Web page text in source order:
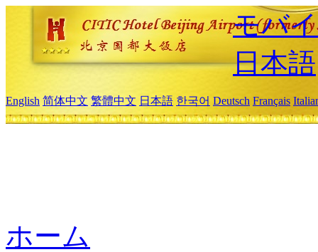
モバ
日本語
English 简体中文 繁體中文 日本語 한국어 Deutsch Français
ホーム